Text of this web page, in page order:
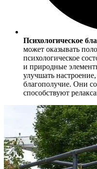
Психологическое
может оказывать
психологическое
и природные
улучшать
благополучие. Они
способствуют